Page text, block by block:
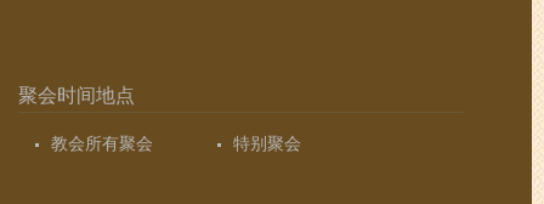
聚会时间地点
教会所有聚会 特别聚会